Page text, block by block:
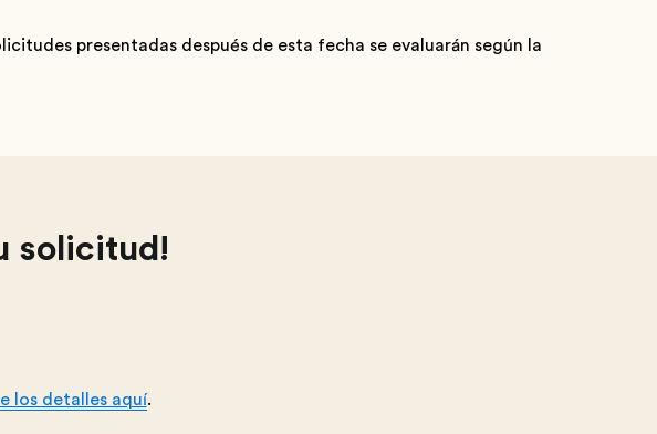
presentadas después de esta fecha se evaluarán según la
solicitud!
los detalles aquí.